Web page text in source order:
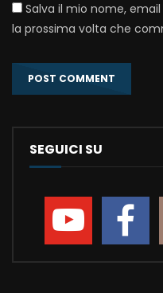
Salva il mio nome,
la prossima volta che
SEGUICI SU